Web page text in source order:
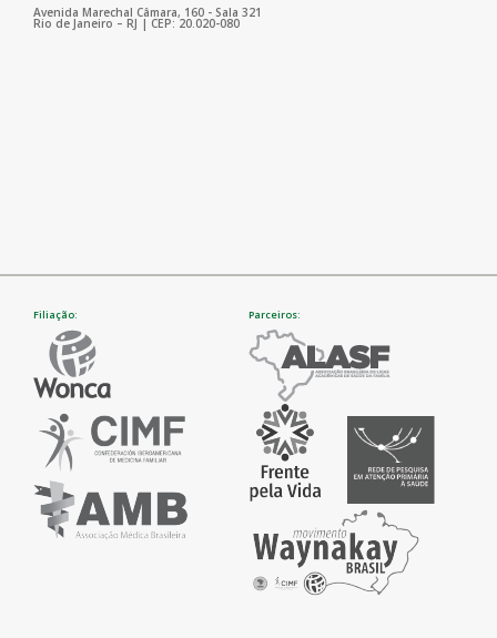
Avenida Marechal Câmara, 160 - Sala 321
Rio de Janeiro – RJ | CEP: 20.020-080
Filiação: Parceiros: